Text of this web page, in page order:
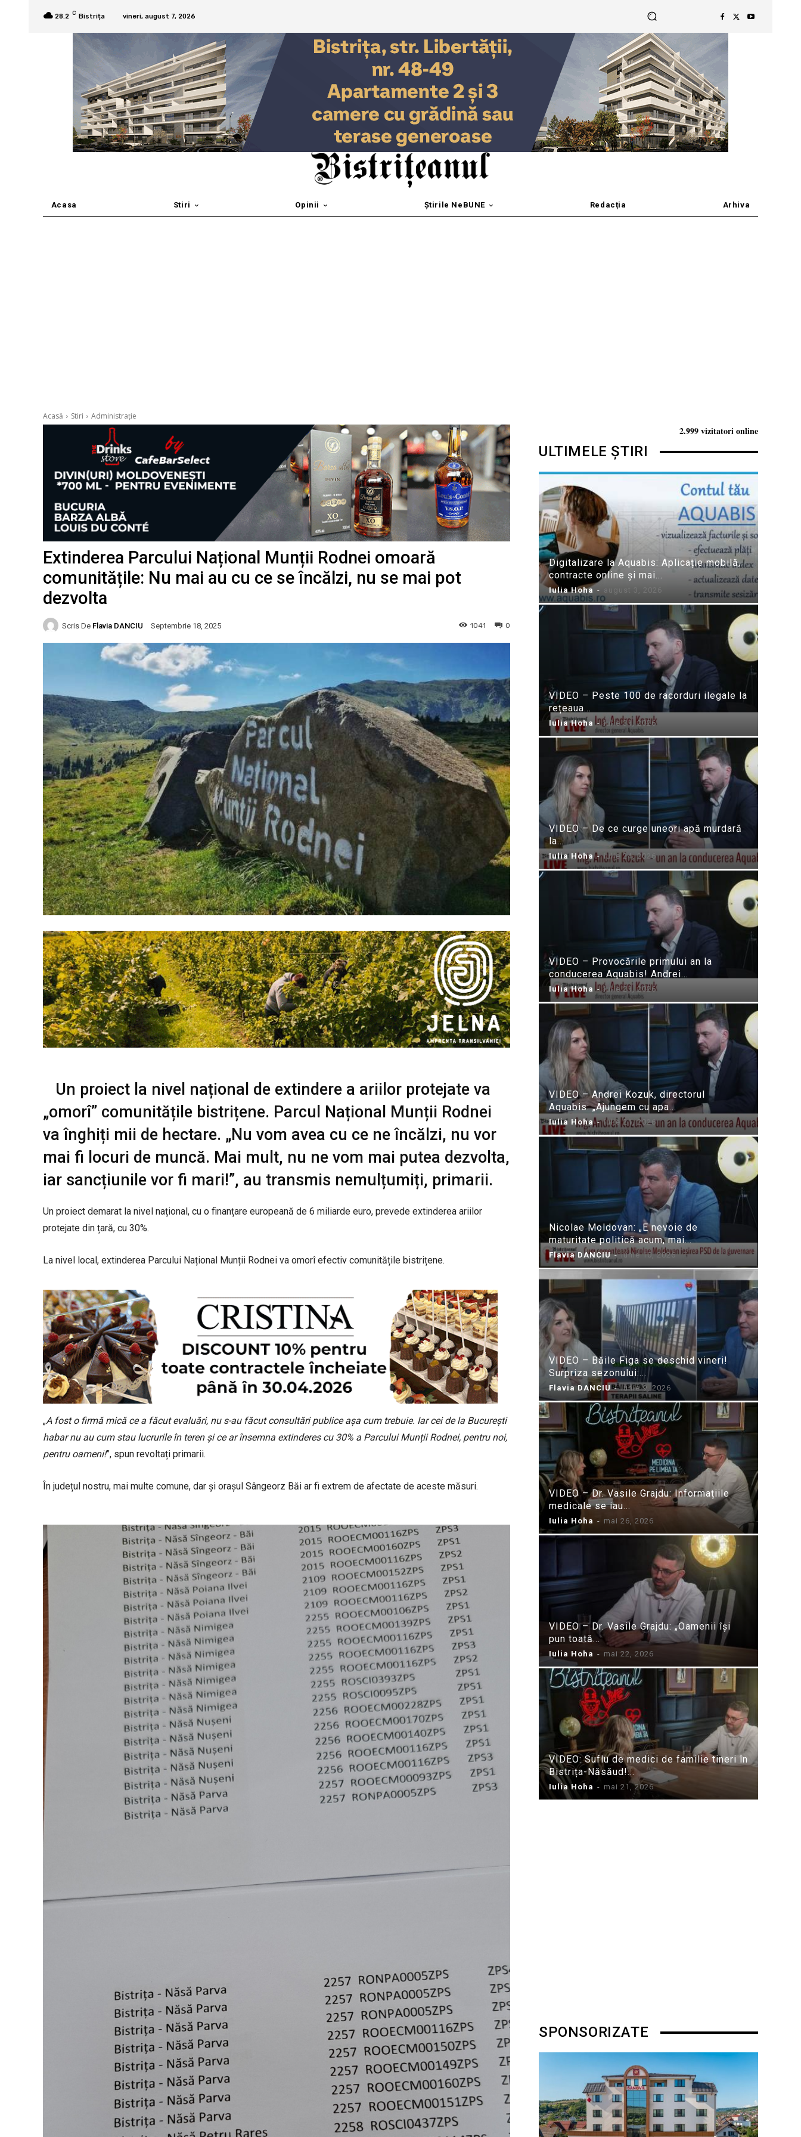
28.2 C Bistrița vineri, august 7, 2026
Acasa Stiri Opinii Știrile NeBUNE Redacția Arhiva
Acasă Stiri Administrație
Extinderea Parcului Național Munții Rodnei omoară
comunitățile: Nu mai au cu ce se încălzi, nu se mai pot
dezvolta
Scris De Flavia DANCIU Septembrie 18, 2025 0
1041
Un proiect la nivel național de extindere a ariilor protejate va
„omorî” comunitățile bistrițene. Parcul Național Munții Rodnei
va înghiți mii de hectare. „Nu vom avea cu ce ne încălzi, nu vor
mai fi locuri de muncă. Mai mult, nu ne vom mai putea dezvolta,
iar sancțiunile vor fi mari!”, au transmis nemulțumiți, primarii.
Un proiect demarat la nivel național, cu o finanțare europeană de 6 miliarde euro, prevede extinderea ariilor
protejate din țară, cu 30%.
La nivel local, extinderea Parcului Național Munții Rodnei va omorî efectiv comunitățile bistrițene.
„A fost o firmă mică ce a făcut evaluări, nu s-au făcut consultări publice așa cum trebuie. Iar cei de la București
habar nu au cum stau lucrurile în teren și ce ar însemna extinderes cu 30% a Parcului Munții Rodnei, pentru noi,
pentru oameni!”, spun revoltați primarii.
În județul nostru, mai multe comune, dar și orașul Sângeorz Băi ar fi extrem de afectate de aceste măsuri.
2.999 vizitatori online
ULTIMELE ȘTIRI
Digitalizare la Aquabis: Aplicație mobilă,
contracte online și mai...
Iulia Hoha - august 3, 2026
VIDEO – Peste 100 de racorduri ilegale la
rețeaua...
Iulia Hoha - iulie 31, 2026
VIDEO – De ce curge uneori apă murdară
la...
Iulia Hoha - iulie 24, 2026
VIDEO – Provocările primului an la
conducerea Aquabis! Andrei...
Iulia Hoha - iulie 21, 2026
VIDEO – Andrei Kozuk, directorul
Aquabis: „Ajungem cu apa...
Iulia Hoha - iulie 21, 2026
Nicolae Moldovan: „E nevoie de
maturitate politică acum, mai...
Flavia DANCIU - iunie 10, 2026
VIDEO – Băile Figa se deschid vineri!
Surpriza sezonului:...
Flavia DANCIU - iunie 9, 2026
VIDEO – Dr. Vasile Grajdu: Informațiile
medicale se iau...
Iulia Hoha - mai 26, 2026
VIDEO – Dr. Vasile Grajdu: „Oamenii își
pun toată...
Iulia Hoha - mai 22, 2026
VIDEO: Suflu de medici de familie tineri în
Bistrița-Năsăud!...
Iulia Hoha - mai 21, 2026
SPONSORIZATE